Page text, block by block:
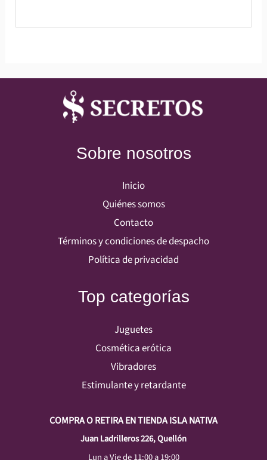
Sobre nosotros
Inicio
Quiénes somos
Contacto
Términos y condiciones de despacho
Política de privacidad
Top categorías
Juguetes
Cosmética erótica
Vibradores
Estimulante y retardante
COMPRA O RETIRA EN TIENDA ISLA NATIVA
Juan Ladrilleros 226, Quellón
Lun a Vie de 11:00 a 19:00